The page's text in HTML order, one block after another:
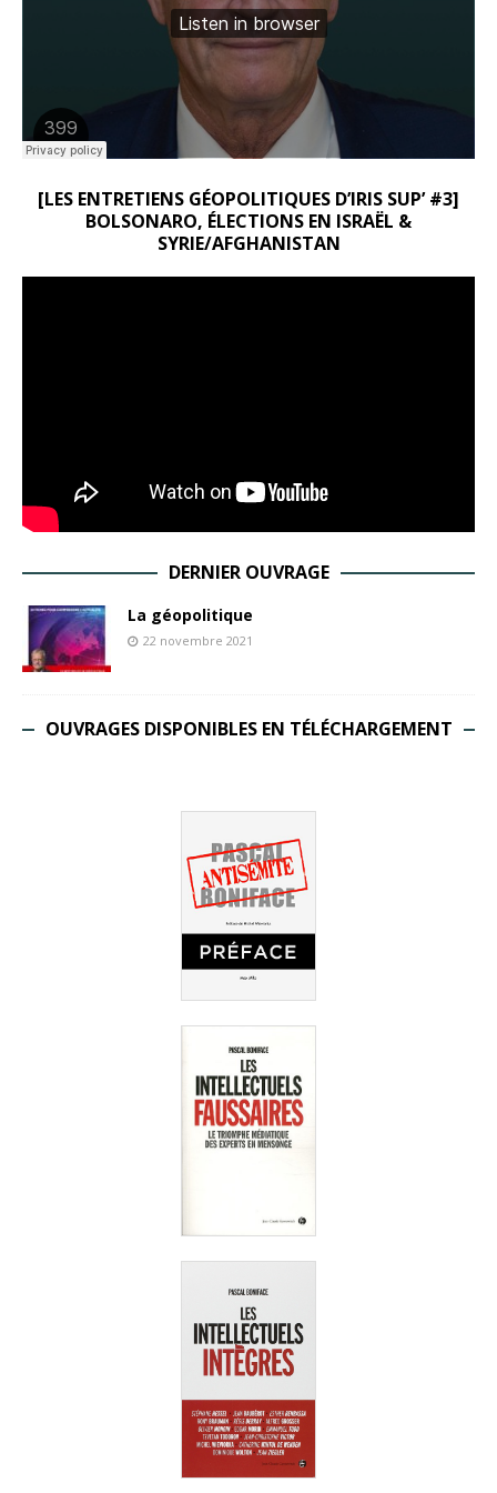
[LES ENTRETIENS GÉOPOLITIQUES D’IRIS SUP’ #3]
BOLSONARO, ÉLECTIONS EN ISRAËL &
SYRIE/AFGHANISTAN
DERNIER OUVRAGE
La géopolitique
22 novembre 2021
OUVRAGES DISPONIBLES EN TÉLÉCHARGEMENT